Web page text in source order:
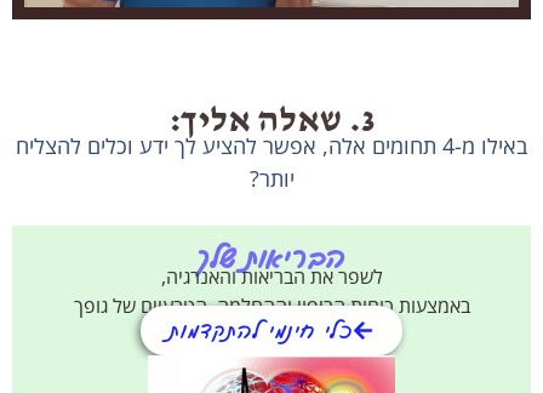
מ-4 תחומים אלה, אפשר להציע לך ידע וכלים להצליח
הבריאות שלך
לשפר את הבריאות והאנרגיה,
כוחות הריפוי וההחלמה הטבעיים של גופך
כלי חינמי להתקדמות